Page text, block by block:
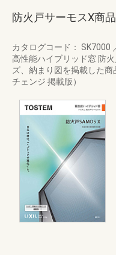
防火戸サーモスX商
カタログコード： SK7000
高性能ハイブリッド窓 防
ズ、納まり図を掲載した
チェンジ 掲載版）